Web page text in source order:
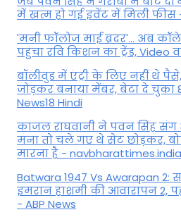
में खत्म हो गई इवेंट में मिली फीस
'मनी फॉलोज माई ब्रदर'... अब
पहुंचा रवि किशन का ट्रेंड, Video
बॉलीवुड में एंट्री के लिए नहीं थे
जोड़कर बनाया मेंबर, बेटा दे चुका
News18 Hindi
काजल राघवानी ने पवन सिंह
मना तो चले गए थे सेट छोड़कर,
मारना है -
Batwara 1947 Vs Awarapan 2:
इमरान हाशमी की आवारापन 2,
- ABP News